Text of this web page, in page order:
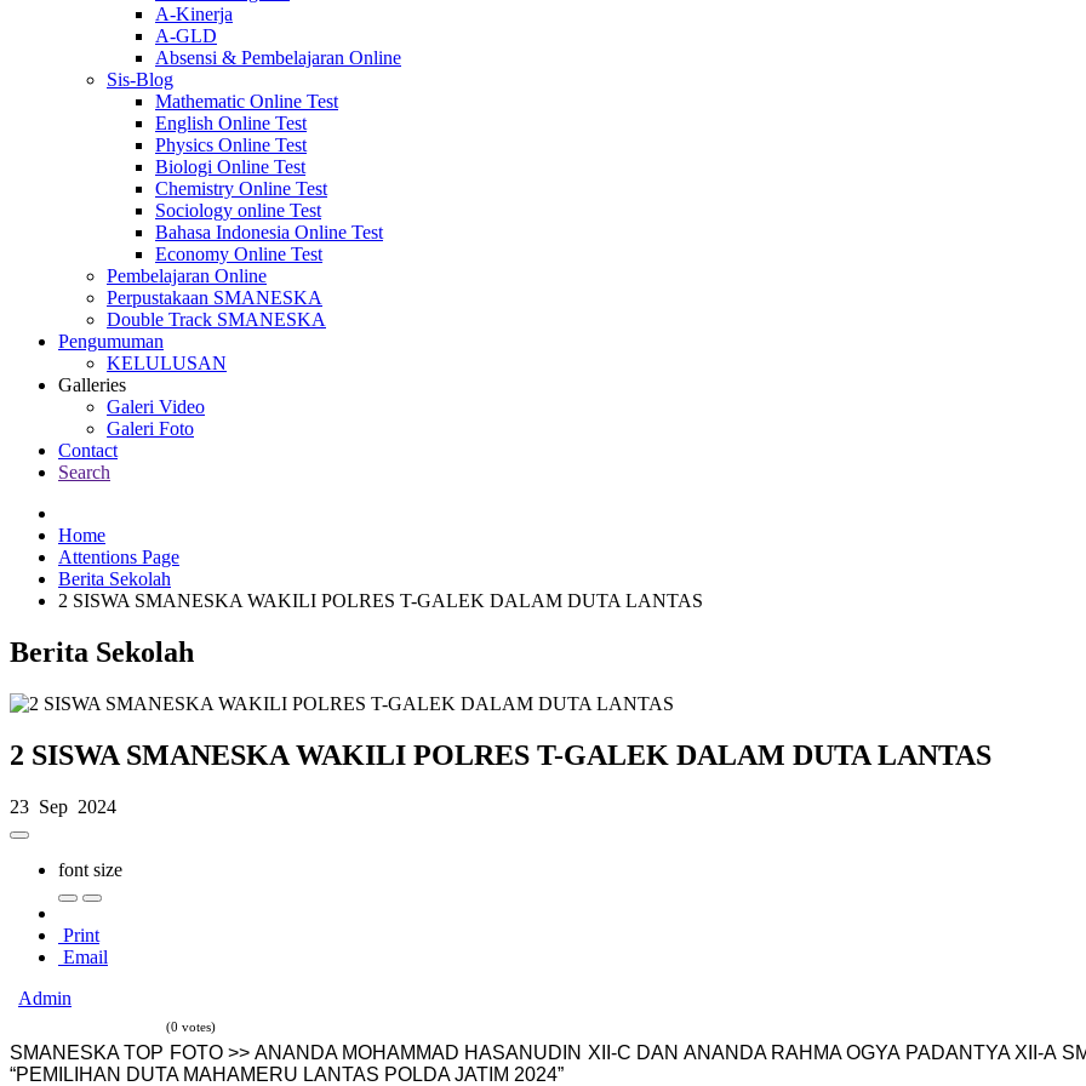
A-Kinerja
A-GLD
Absensi & Pembelajaran Online
Sis-Blog
Mathematic Online Test
English Online Test
Physics Online Test
Biologi Online Test
Chemistry Online Test
Sociology online Test
Bahasa Indonesia Online Test
Economy Online Test
Pembelajaran Online
Perpustakaan SMANESKA
Double Track SMANESKA
Pengumuman
KELULUSAN
Galleries
Galeri Video
Galeri Foto
Contact
Search
Home
Attentions Page
Berita Sekolah
2 SISWA SMANESKA WAKILI POLRES T-GALEK DALAM DUTA LANTAS
Berita Sekolah
2 SISWA SMANESKA WAKILI POLRES T-GALEK DALAM DUTA LANTAS
23 Sep 2024
font size
Print
Email
Admin
(0 votes)
SMANESKA TOP FOTO >> ANANDA MOHAMMAD HASANUDIN XII-C DAN ANANDA RAHMA OGYA PADANTYA XII-A
“PEMILIHAN DUTA MAHAMERU LANTAS POLDA JATIM 2024”